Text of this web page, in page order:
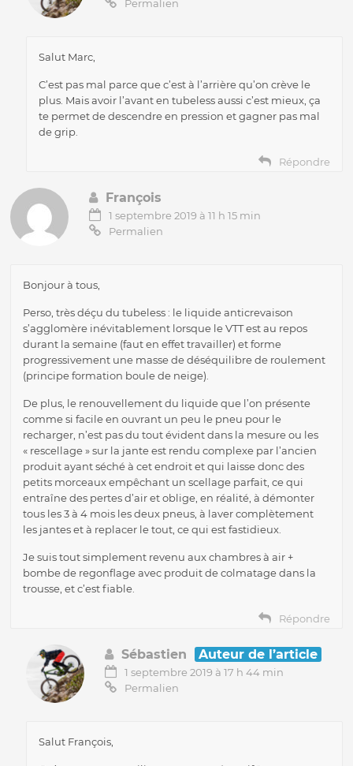
Permalien
Salut Marc,
C’est pas mal parce que c’est à l’arrière qu’on crève le
plus. Mais avoir l’avant en tubeless aussi c’est mieux, ça
te permet de descendre en pression et gagner pas mal
de grip.
Répondre
François
1 septembre 2019 à 11 h 15 min
Permalien
Bonjour à tous,
Perso, très déçu du tubeless : le liquide anticrevaison
s’agglomère inévitablement lorsque le VTT est au repos
durant la semaine (faut en effet travailler) et forme
progressivement une masse de déséquilibre de roulement
(principe formation boule de neige).
De plus, le renouvellement du liquide que l’on présente
comme si facile en ouvrant un peu le pneu pour le
recharger, n’est pas du tout évident dans la mesure ou les
« rescellage » sur la jante est rendu complexe par l’ancien
produit ayant séché à cet endroit et qui laisse donc des
petits morceaux empêchant un scellage parfait, ce qui
entraîne des pertes d’air et oblige, en réalité, à démonter
tous les 3 à 4 mois les deux pneus, à laver complètement
les jantes et à replacer le tout, ce qui est fastidieux.
Je suis tout simplement revenu aux chambres à air +
bombe de regonflage avec produit de colmatage dans la
trousse, et c’est fiable.
Répondre
Sébastien Auteur de l’article
1 septembre 2019 à 17 h 44 min
Permalien
Salut François,